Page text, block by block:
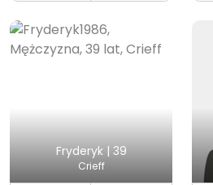
Fryderyk | 39
Crieff